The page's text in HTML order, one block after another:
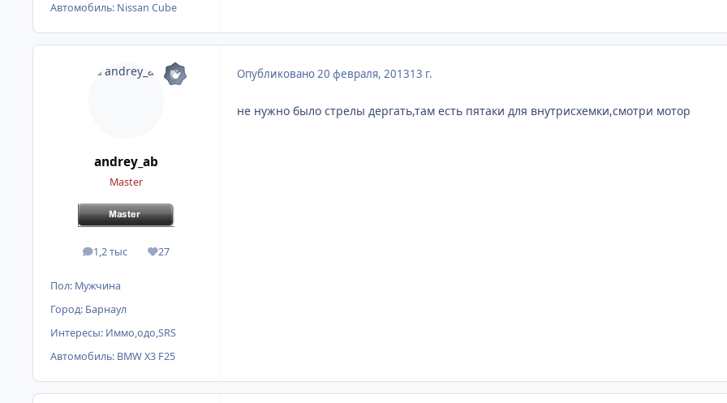
Автомобиль: Nissan Cube
andrey_ab
Master
1,2 тыс
сообщения27
Репутация
Пол: Мужчина
Город: Барнаул
Интересы: Иммо,одо,SRS
Автомобиль: BMW X3 F25
Опубликовано20 февраля, 201313 г.
не нужно было стрелы дергать,там есть пятаки для внутрисхемки,смотри мотор